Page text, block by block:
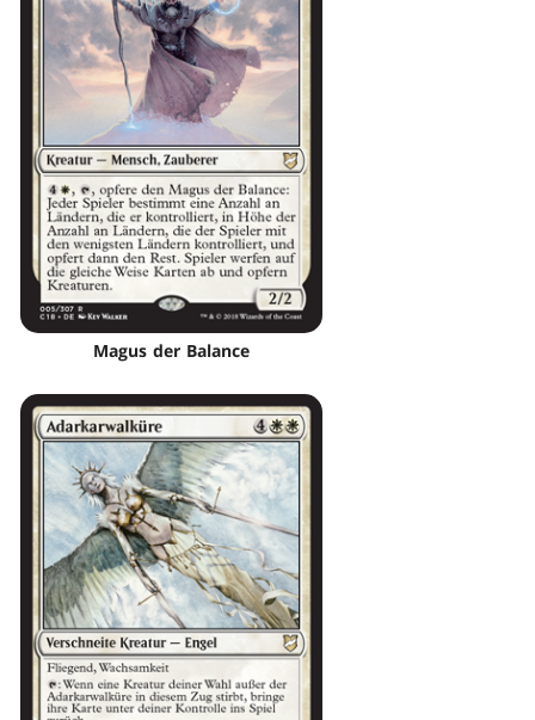
Magus der Balance